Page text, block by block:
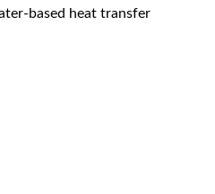
based heat transfer